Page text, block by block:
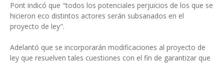
Pont indicó que "todos los potenciales perjuicios de los que se
hicieron eco distintos actores serán subsanados en el
proyecto de ley".
Adelantó que se incorporarán modificaciones al proyecto de
ley que resuelven tales cuestiones con el fin de garantizar que